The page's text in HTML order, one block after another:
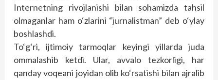
Internetning rivojlanishi bilan sohamizda tahsil
olmaganlar ham o‘zlarini “jurnalistman” deb o‘ylay
boshlashdi.
To‘g‘ri, ijtimoiy tarmoqlar keyingi yillarda juda
ommalashib ketdi. Ular, avvalo tezkorligi, har
qanday voqeani joyidan olib ko‘rsatishi bilan ajralib